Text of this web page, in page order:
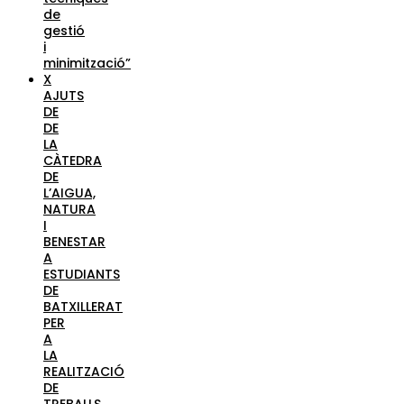
de
gestió
i
minimització”
X
AJUTS
DE
DE
LA
CÀTEDRA
DE
L’AIGUA,
NATURA
I
BENESTAR
A
ESTUDIANTS
DE
BATXILLERAT
PER
A
LA
REALITZACIÓ
DE